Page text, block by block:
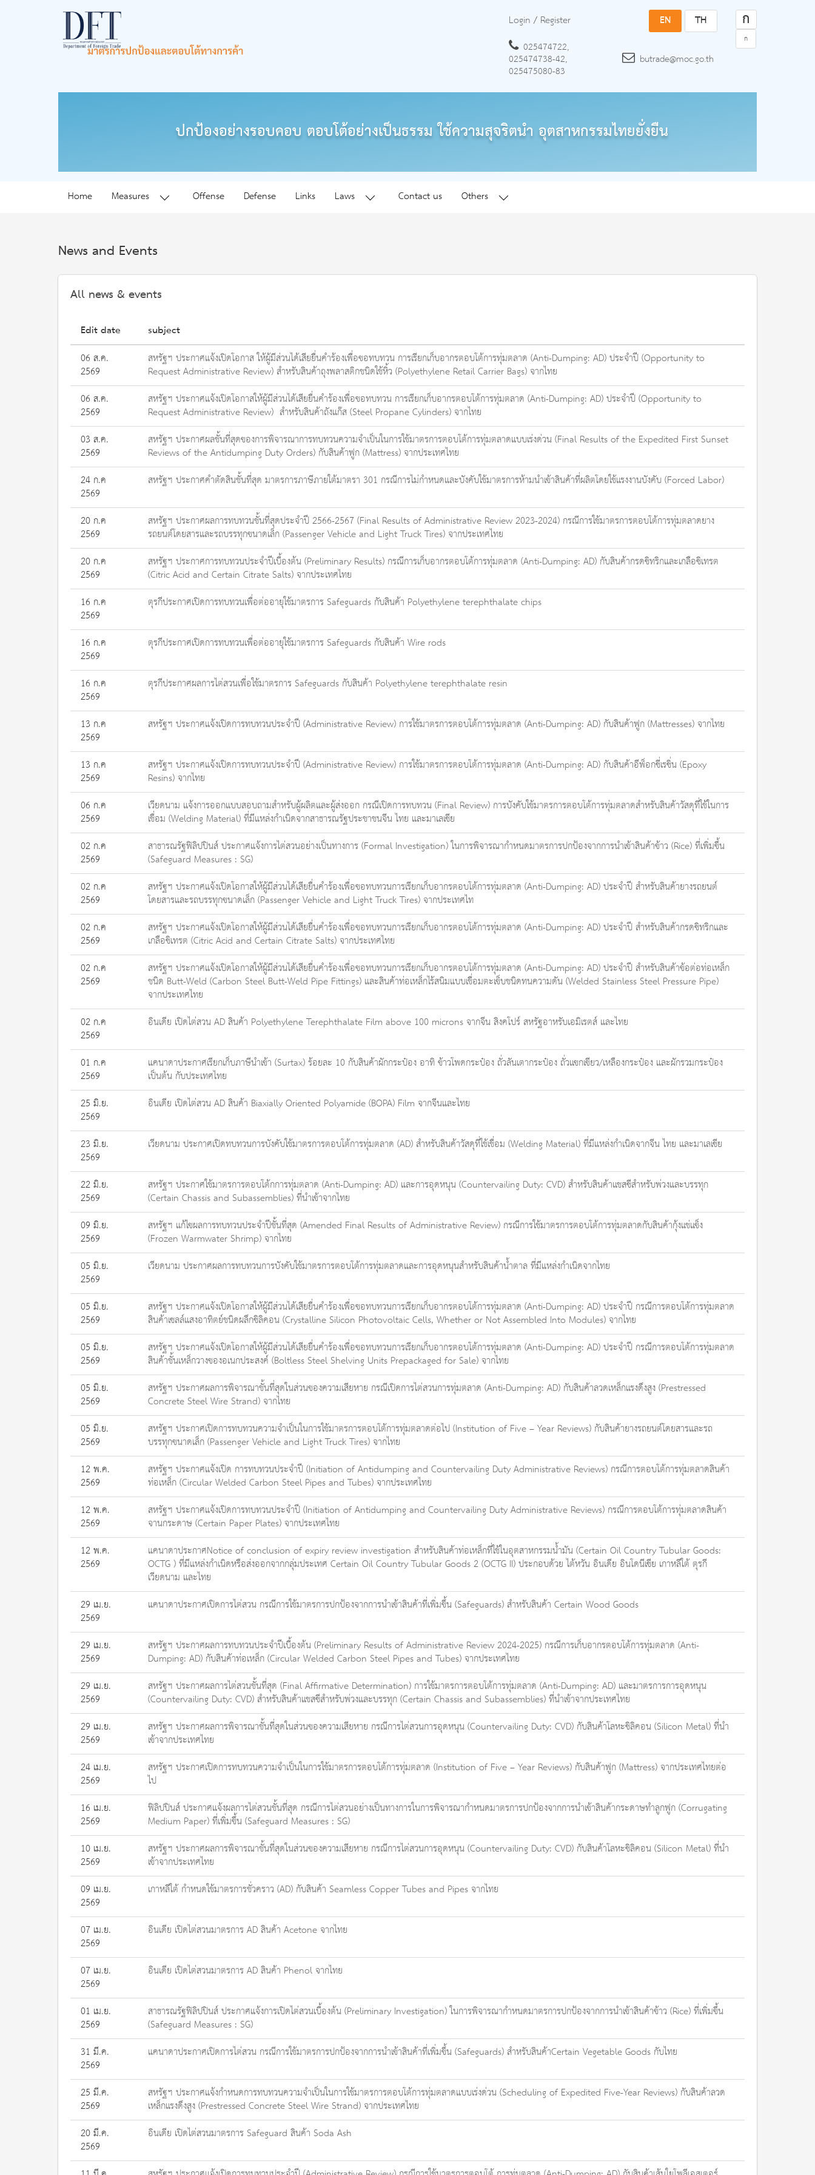
Login/ Register EN TH
025474722,
025474738-42,
025475080-83
butrade@moc.go.th
ก
ก
ปกป้องอย่างรอบคอบ ตอบโต้อย่างเป็นธรรม ใช้ความสุจริตนำ อุตสาหกรรมไทยยั่งยืน
Home Measures Offense Defense Links Laws Contact us Others
News and Events
All news & events
Edit date
subject
06 ส.ค.
2569
สหรัฐฯ ประกาศแจ้งเปิดโอกาส ให้ผู้มีส่วนได้เสียยื่นคำร้องเพื่อขอทบทวน การเรียกเก็บอากรตอบโต้การทุ่มตลาด (Anti-Dumping: AD) ประจำปี (Opportunity to
Request Administrative Review) สำหรับสินค้าถุงพลาสติกชนิดใช้หิ้ว (Polyethylene Retail Carrier Bags) จากไทย
06 ส.ค.
2569
สหรัฐฯ ประกาศแจ้งเปิดโอกาสให้ผู้มีส่วนได้เสียยื่นคำร้องเพื่อขอทบทวน การเรียกเก็บอากรตอบโต้การทุ่มตลาด (Anti-Dumping: AD) ประจำปี (Opportunity to
Request Administrative Review) สำหรับสินค้าถังแก๊ส (Steel Propane Cylinders) จากไทย
03 ส.ค.
2569
สหรัฐฯ ประกาศผลชั้นที่สุดของการพิจารณาการทบทวนความจำเป็นในการใช้มาตรการตอบโต้การทุ่มตลาดแบบเร่งด่วน (Final Results of the Expedited First Sunset
Reviews of the Antidumping Duty Orders) กับสินค้าฟูก (Mattress) จากประเทศไทย
24 ก.ค
2569
สหรัฐฯ ประกาศคำตัดสินชั้นที่สุด มาตรการภาษีภายใต้มาตรา 301 กรณีการไม่กำหนดและบังคับใช้มาตรการห้ามนำเข้าสินค้าที่ผลิตโดยใช้แรงงานบังคับ (Forced Labor)
20 ก.ค
2569
สหรัฐฯ ประกาศผลการทบทวนชั้นที่สุดประจำปี 2566-2567 (Final Results of Administrative Review 2023-2024) กรณีการใช้มาตรการตอบโต้การทุ่มตลาดยาง
รถยนต์โดยสารและรถบรรทุกขนาดเล็ก (Passenger Vehicle and Light Truck Tires) จากประเทศไทย
20 ก.ค
2569
สหรัฐฯ ประกาศการทบทวนประจำปีเบื้องต้น (Preliminary Results) กรณีการเก็บอากรตอบโต้การทุ่มตลาด (Anti-Dumping: AD) กับสินค้ากรดซิทริกและเกลือซิเทรต
(Citric Acid and Certain Citrate Salts) จากประเทศไทย
16 ก.ค
2569
ตุรกีประกาศเปิดการทบทวนเพื่อต่ออายุใช้มาตรการ Safeguards กับสินค้า Polyethylene terephthalate chips
16 ก.ค
2569
ตุรกีประกาศเปิดการทบทวนเพื่อต่ออายุใช้มาตรการ Safeguards กับสินค้า Wire rods
16 ก.ค
2569
ตุรกีประกาศผลการไต่สวนเพื่อใช้มาตรการ Safeguards กับสินค้า Polyethylene terephthalate resin
13 ก.ค
2569
สหรัฐฯ ประกาศแจ้งเปิดการทบทวนประจำปี (Administrative Review) การใช้มาตรการตอบโต้การทุ่มตลาด (Anti-Dumping: AD) กับสินค้าฟูก (Mattresses) จากไทย
13 ก.ค
2569
สหรัฐฯ ประกาศแจ้งเปิดการทบทวนประจำปี (Administrative Review) การใช้มาตรการตอบโต้การทุ่มตลาด (Anti-Dumping: AD) กับสินค้าอีพ็อกซี่เรซิ่น (Epoxy
Resins) จากไทย
06 ก.ค
2569
เวียดนาม แจ้งการออกแบบสอบถามสำหรับผู้ผลิตและผู้ส่งออก กรณีเปิดการทบทวน (Final Review) การบังคับใช้มาตรการตอบโต้การทุ่มตลาดสำหรับสินค้าวัสดุที่ใช้ในการ
เชื่อม (Welding Material) ที่มีแหล่งกำเนิดจากสาธารณรัฐประชาชนจีน ไทย และมาเลเซีย
02 ก.ค
2569
สาธารณรัฐฟิลิปปินส์ ประกาศแจ้งการไต่สวนอย่างเป็นทางการ (Formal Investigation) ในการพิจารณากำหนดมาตรการปกป้องจากการนำเข้าสินค้าข้าว (Rice) ที่เพิ่มขึ้น
(Safeguard Measures : SG)
02 ก.ค
2569
สหรัฐฯ ประกาศแจ้งเปิดโอกาสให้ผู้มีส่วนได้เสียยื่นคำร้องเพื่อขอทบทวนการเรียกเก็บอากรตอบโต้การทุ่มตลาด (Anti-Dumping: AD) ประจำปี สำหรับสินค้ายางรถยนต์
โดยสารและรถบรรทุกขนาดเล็ก (Passenger Vehicle and Light Truck Tires) จากประเทศไท
02 ก.ค
2569
สหรัฐฯ ประกาศแจ้งเปิดโอกาสให้ผู้มีส่วนได้เสียยื่นคำร้องเพื่อขอทบทวนการเรียกเก็บอากรตอบโต้การทุ่มตลาด (Anti-Dumping: AD) ประจำปี สำหรับสินค้ากรดซิทริกและ
เกลือซิเทรต (Citric Acid and Certain Citrate Salts) จากประเทศไทย
02 ก.ค
2569
สหรัฐฯ ประกาศแจ้งเปิดโอกาสให้ผู้มีส่วนได้เสียยื่นคำร้องเพื่อขอทบทวนการเรียกเก็บอากรตอบโต้การทุ่มตลาด (Anti-Dumping: AD) ประจำปี สำหรับสินค้าข้อต่อท่อเหล็ก
ชนิด Butt-Weld (Carbon Steel Butt-Weld Pipe Fittings) และสินค้าท่อเหล็กไร้สนิมแบบเชื่อมตะเข็บชนิดทนความดัน (Welded Stainless Steel Pressure Pipe)
จากประเทศไทย
02 ก.ค
2569
อินเดีย เปิดไต่สวน AD สินค้า Polyethylene Terephthalate Film above 100 microns จากจีน สิงคโปร์ สหรัฐอาหรับเอมิเรตส์ และไทย
01 ก.ค
2569
แคนาดาประกาศเรียกเก็บภาษีนำเข้า (Surtax) ร้อยละ 10 กับสินค้าผักกระป๋อง อาทิ ข้าวโพดกระป๋อง ถั่วลันเตากระป๋อง ถั่วแขกเขียว/เหลืองกระป๋อง และผักรวมกระป๋อง
เป็นต้น กับประเทศไทย
25 มิ.ย.
2569
อินเดีย เปิดไต่สวน AD สินค้า Biaxially Oriented Polyamide (BOPA) Film จากจีนและไทย
23 มิ.ย.
2569
เวียดนาม ประกาศเปิดทบทวนการบังคับใช้มาตรการตอบโต้การทุ่มตลาด (AD) สำหรับสินค้าวัสดุที่ใช้เชื่อม (Welding Material) ที่มีแหล่งกำเนิดจากจีน ไทย และมาเลเซีย
22 มิ.ย.
2569
สหรัฐฯ ประกาศใช้มาตรการตอบโต้กการทุ่มตลาด (Anti-Dumping: AD) และการอุดหนุน (Countervailing Duty: CVD) สำหรับสินค้าแชสซีสำหรับพ่วงและบรรทุก
(Certain Chassis and Subassemblies) ที่นำเข้าจากไทย
09 มิ.ย.
2569
สหรัฐฯ แก้ไขผลการทบทวนประจำปีชั้นที่สุด (Amended Final Results of Administrative Review) กรณีการใช้มาตรการตอบโต้การทุ่มตลาดกับสินค้ากุ้งแช่แข็ง
(Frozen Warmwater Shrimp) จากไทย
05 มิ.ย.
2569
เวียดนาม ประกาศผลการทบทวนการบังคับใช้มาตรการตอบโต้การทุ่มตลาดและการอุดหนุนสำหรับสินค้าน้ำตาล ที่มีแหล่งกำเนิดจากไทย
05 มิ.ย.
2569
สหรัฐฯ ประกาศแจ้งเปิดโอกาสให้ผู้มีส่วนได้เสียยื่นคำร้องเพื่อขอทบทวนการเรียกเก็บอากรตอบโต้การทุ่มตลาด (Anti-Dumping: AD) ประจำปี กรณีการตอบโต้การทุ่มตลาด
สินค้าเซลล์แสงอาทิตย์ชนิดผลึกซิลิคอน (Crystalline Silicon Photovoltaic Cells, Whether or Not Assembled Into Modules) จากไทย
05 มิ.ย.
2569
สหรัฐฯ ประกาศแจ้งเปิดโอกาสให้ผู้มีส่วนได้เสียยื่นคำร้องเพื่อขอทบทวนการเรียกเก็บอากรตอบโต้การทุ่มตลาด (Anti-Dumping: AD) ประจำปี กรณีการตอบโต้การทุ่มตลาด
สินค้าชั้นเหล็กวางของอเนกประสงค์ (Boltless Steel Shelving Units Prepackaged for Sale) จากไทย
05 มิ.ย.
2569
สหรัฐฯ ประกาศผลการพิจารณาชั้นที่สุดในส่วนของความเสียหาย กรณีเปิดการไต่สวนการทุ่มตลาด (Anti-Dumping: AD) กับสินค้าลวดเหล็กแรงดึงสูง (Prestressed
Concrete Steel Wire Strand) จากไทย
05 มิ.ย.
2569
สหรัฐฯ ประกาศเปิดการทบทวนความจำเป็นในการใช้มาตรการตอบโต้การทุ่มตลาดต่อไป (Institution of Five – Year Reviews) กับสินค้ายางรถยนต์โดยสารและรถ
บรรทุกขนาดเล็ก (Passenger Vehicle and Light Truck Tires) จากไทย
12 พ.ค.
2569
สหรัฐฯ ประกาศแจ้งเปิด การทบทวนประจำปี (Initiation of Antidumping and Countervailing Duty Administrative Reviews) กรณีการตอบโต้การทุ่มตลาดสินค้า
ท่อเหล็ก (Circular Welded Carbon Steel Pipes and Tubes) จากประเทศไทย
12 พ.ค.
2569
สหรัฐฯ ประกาศแจ้งเปิดการทบทวนประจำปี (Initiation of Antidumping and Countervailing Duty Administrative Reviews) กรณีการตอบโต้การทุ่มตลาดสินค้า
จานกระดาษ (Certain Paper Plates) จากประเทศไทย
12 พ.ค.
2569
แคนาดาประกาศNotice of conclusion of expiry review investigation สำหรับสินค้าท่อเหล็กที่ใช้ในอุตสาหกรรมน้ำมัน (Certain Oil Country Tubular Goods:
OCTG ) ที่มีแหล่งกำเนิดหรือส่งออกจากกลุ่มประเทศ Certain Oil Country Tubular Goods 2 (OCTG II) ประกอบด้วย ไต้หวัน อินเดีย อินโดนีเซีย เกาหลีใต้ ตุรกี
เวียดนาม และไทย
29 เม.ย.
2569
แคนาดาประกาศเปิดการไต่สวน กรณีการใช้มาตรการปกป้องจากการนำเข้าสินค้าที่เพิ่มขึ้น (Safeguards) สำหรับสินค้า Certain Wood Goods
29 เม.ย.
2569
สหรัฐฯ ประกาศผลการทบทวนประจำปีเบื้องต้น (Preliminary Results of Administrative Review 2024-2025) กรณีการเก็บอากรตอบโต้การทุ่มตลาด (Anti-
Dumping: AD) กับสินค้าท่อเหล็ก (Circular Welded Carbon Steel Pipes and Tubes) จากประเทศไทย
29 เม.ย.
2569
สหรัฐฯ ประกาศผลการไต่สวนชั้นที่สุด (Final Affirmative Determination) การใช้มาตรการตอบโต้การทุ่มตลาด (Anti-Dumping: AD) และมาตรการการอุดหนุน
(Countervailing Duty: CVD) สำหรับสินค้าแชสซีสำหรับพ่วงและบรรทุก (Certain Chassis and Subassemblies) ที่นำเข้าจากประเทศไทย
29 เม.ย.
2569
สหรัฐฯ ประกาศผลการพิจารณาชั้นที่สุดในส่วนของความเสียหาย กรณีการไต่สวนการอุดหนุน (Countervailing Duty: CVD) กับสินค้าโลหะซิลิคอน (Silicon Metal) ที่นำ
เข้าจากประเทศไทย
24 เม.ย.
2569
สหรัฐฯ ประกาศเปิดการทบทวนความจำเป็นในการใช้มาตรการตอบโต้การทุ่มตลาด (Institution of Five – Year Reviews) กับสินค้าฟูก (Mattress) จากประเทศไทยต่อ
ไป
16 เม.ย.
2569
ฟิลิปปินส์ ประกาศแจ้งผลการไต่สวนชั้นที่สุด กรณีการไต่สวนอย่างเป็นทางการในการพิจารณากำหนดมาตรการปกป้องจากการนำเข้าสินค้ากระดาษทำลูกฟูก (Corrugating
Medium Paper) ที่เพิ่มขึ้น (Safeguard Measures : SG)
10 เม.ย.
2569
สหรัฐฯ ประกาศผลการพิจารณาชั้นที่สุดในส่วนของความเสียหาย กรณีการไต่สวนการอุดหนุน (Countervailing Duty: CVD) กับสินค้าโลหะซิลิคอน (Silicon Metal) ที่นำ
เข้าจากประเทศไทย
09 เม.ย.
2569
เกาหลีใต้ กำหนดใช้มาตรการชั่วคราว (AD) กับสินค้า Seamless Copper Tubes and Pipes จากไทย
07 เม.ย.
2569
อินเดีย เปิดไต่สวนมาตรการ AD สินค้า Acetone จากไทย
07 เม.ย.
2569
อินเดีย เปิดไต่สวนมาตรการ AD สินค้า Phenol จากไทย
01 เม.ย.
2569
สาธารณรัฐฟิลิปปินส์ ประกาศแจ้งการเปิดไต่สวนเบื้องต้น (Preliminary Investigation) ในการพิจารณากำหนดมาตรการปกป้องจากการนำเข้าสินค้าข้าว (Rice) ที่เพิ่มขึ้น
(Safeguard Measures : SG)
31 มี.ค.
2569
แคนาดาประกาศเปิดการไต่สวน กรณีการใช้มาตรการปกป้องจากการนำเข้าสินค้าที่เพิ่มขึ้น (Safeguards) สำหรับสินค้าCertain Vegetable Goods กับไทย
25 มี.ค.
2569
สหรัฐฯ ประกาศแจ้งกำหนดการทบทวนความจำเป็นในการใช้มาตรการตอบโต้การทุ่มตลาดแบบเร่งด่วน (Scheduling of Expedited Five-Year Reviews) กับสินค้าลวด
เหล็กแรงดึงสูง (Prestressed Concrete Steel Wire Strand) จากประเทศไทย
20 มี.ค.
2569
อินเดีย เปิดไต่สวนมาตรการ Safeguard สินค้า Soda Ash